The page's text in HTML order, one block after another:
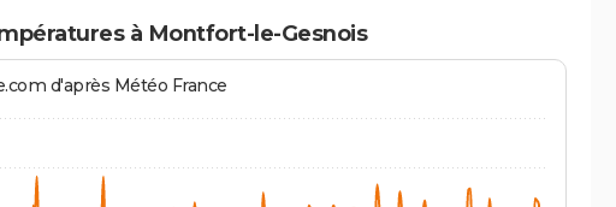
à Montfort-le-Gesnois
d'après Météo France